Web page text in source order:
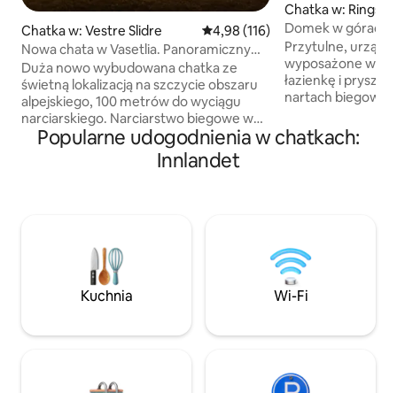
Chatka w: Vestre Slidre Średnia ocena: 4,98 na 5, liczba
4,98 (116)
Nowa chata w Vasetlia. Panoramiczny
widok i możliwość wjazdu na nartach!
Duża nowo wybudowana chatka ze
świetną lokalizacją na szczycie obszaru
alpejskiego, 100 metrów do wyciągu
narciarskiego. Narciarstwo biegowe w
bezpośrednim sąsiedztwie. Latem masz
poranne słońce na tarasie
śniadaniowym, zanim popołudniowe
przez cały rok. Dwie sypialnie i dwie
łazienki na pierwszym piętrze. Hems z
dwiema sypialniami i otwartym
rozwiązaniem do salonu. Duża kuchnia z
narciarskiego/stoiska z lubrykantem. W
Chatka w:
Domek w górach
Sjusjøen/
Przytulne,
wyposażone w
łazienkę i prysznic. Do Sjusjøen jazda
nartach
a Sjusjøen dla
Centrum
krępuj się i weź ze sobą.
wędrówki na
jazdy na nartach
zainteresowany,
Popularne udogodnienia w chatkach:
Innlandet
Kuchnia Wi-Fi